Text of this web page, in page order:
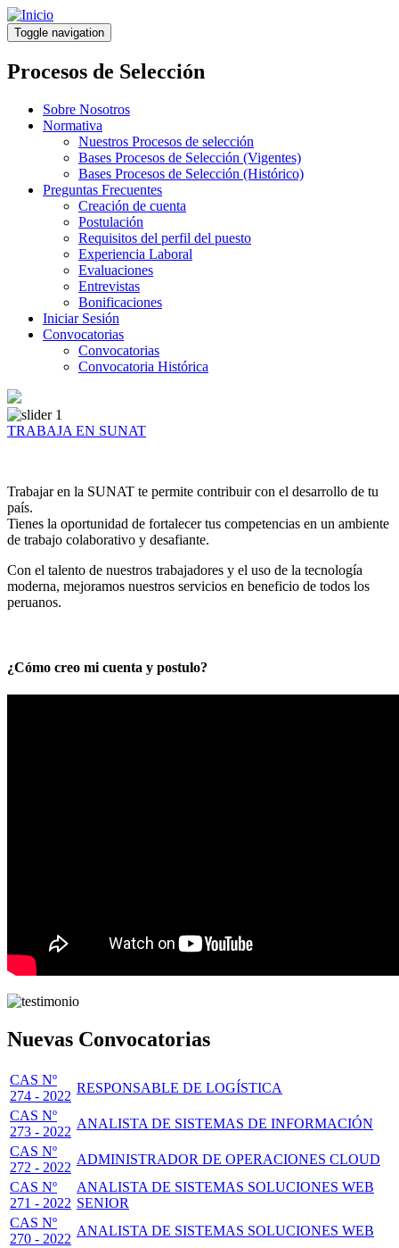
Pasar
al
contenido
principal
Toggle navigation
Procesos de Selección
Sobre Nosotros
Normativa
Nuestros Procesos de selección
Bases Procesos de Selección (Vigentes)
Bases Procesos de Selección (Histórico)
Preguntas Frecuentes
Creación de cuenta
Postulación
Requisitos del perfil del puesto
Experiencia Laboral
Evaluaciones
Entrevistas
Bonificaciones
Iniciar Sesión
Convocatorias
Convocatorias
Convocatoria Histórica
TRABAJA EN SUNAT
Trabajar en la SUNAT te permite contribuir con el desarrollo de tu
país.
Tienes la oportunidad de fortalecer tus competencias en un ambiente
de trabajo colaborativo y desafiante.
Con el talento de nuestros trabajadores y el uso de la tecnología
moderna, mejoramos nuestros servicios en beneficio de todos los
peruanos.
¿Cómo creo mi cuenta y postulo?
Nuevas Convocatorias
CAS Nº
274 - 2022
RESPONSABLE DE LOGÍSTICA
CAS Nº
273 - 2022
ANALISTA DE SISTEMAS DE INFORMACIÓN
CAS Nº
272 - 2022
ADMINISTRADOR DE OPERACIONES CLOUD
CAS Nº
271 - 2022
ANALISTA DE SISTEMAS SOLUCIONES WEB
SENIOR
CAS Nº
270 - 2022
ANALISTA DE SISTEMAS SOLUCIONES WEB